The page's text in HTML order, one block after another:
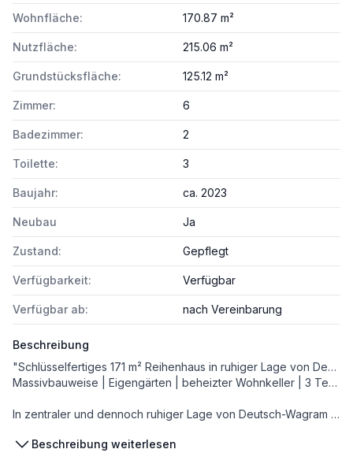
Wohnfläche: 170.87 m²
Nutzfläche: 215.06 m²
Grundstücksfläche: 125.12 m²
Zimmer: 6
Badezimmer: 2
Toilette: 3
Baujahr: ca. 2023
Neubau Ja
Zustand: Gepflegt
Verfügbarkeit: Verfügbar
Verfügbar ab: nach Vereinbarung
Beschreibung
"Schlüsselfertiges 171 m² Reihenhaus in ruhiger Lage von Deutsch-Wagram"
Massivbauweise | Eigengärten | beheizter Wohnkeller | 3 Terrassen | Loggia | 2 PKW-Stellplätze
In zentraler und dennoch ruhiger Lage von Deutsch-Wagram wurde eine moderne Reihenhausanlage in Ziegelmassiv-Bauweise errichtet.
Beschreibung weiterlesen